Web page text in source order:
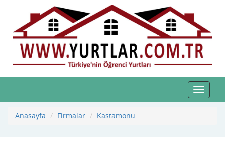
Toggle
Anasayfa
Firmalar Kastamonu